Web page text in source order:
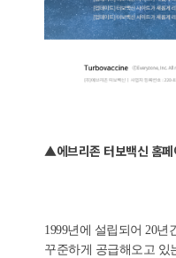
▲에브리존 터보백신 홈페
1999년에 설립되어 20년
꾸준하게 공급해오고 있